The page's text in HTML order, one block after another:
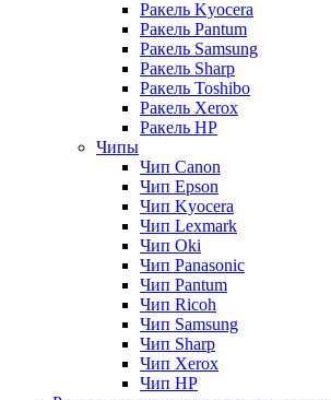
Ракель Kyocera
Ракель Pantum
Ракель Samsung
Ракель Sharp
Ракель Toshibo
Ракель Xerox
Ракель НР
Чипы
Чип Canon
Чип Epson
Чип Kyocera
Чип Lexmark
Чип Oki
Чип Panasonic
Чип Pantum
Чип Ricoh
Чип Samsung
Чип Sharp
Чип Xerox
Чип НР